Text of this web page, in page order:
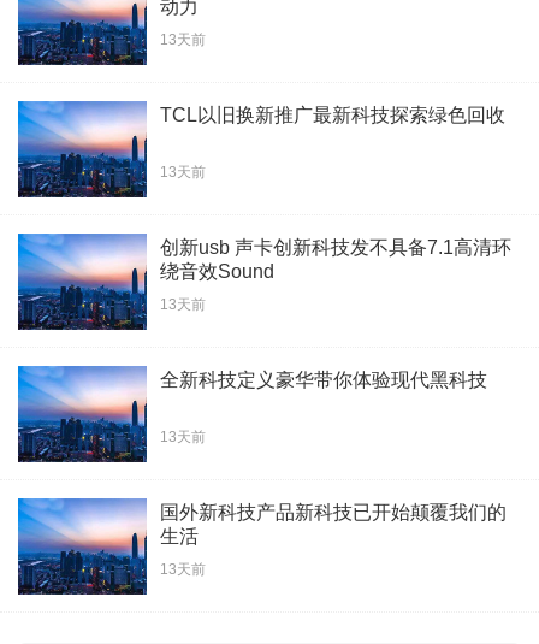
动力
13天前
TCL以旧换新推广最新科技探索绿色回收
13天前
创新usb 声卡创新科技发不具备7.1高清环
绕音效Sound
13天前
全新科技定义豪华带你体验现代黑科技
13天前
国外新科技产品新科技已开始颠覆我们的
生活
13天前